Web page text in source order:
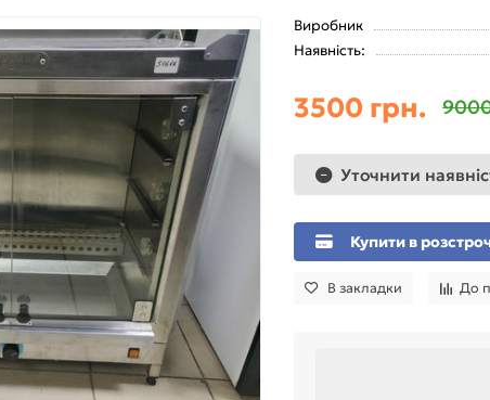
Виробник
Наявність:
3500 грн.
Уточнити
Купити в
В закладки До